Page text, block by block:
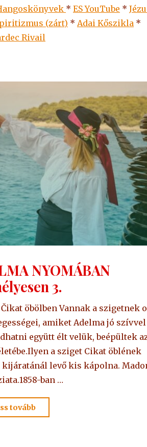
* ESYouTube *
(zárt) * Adai Kőszikla *
Rivail
NYOMÁBAN
3.
Čikat öbölben Vannak a szigetnek
amiket Adelma jó
együtt élt velük, beépültek
a sziget Cikat öblének
levő kis kápolna.
ban …
tovább